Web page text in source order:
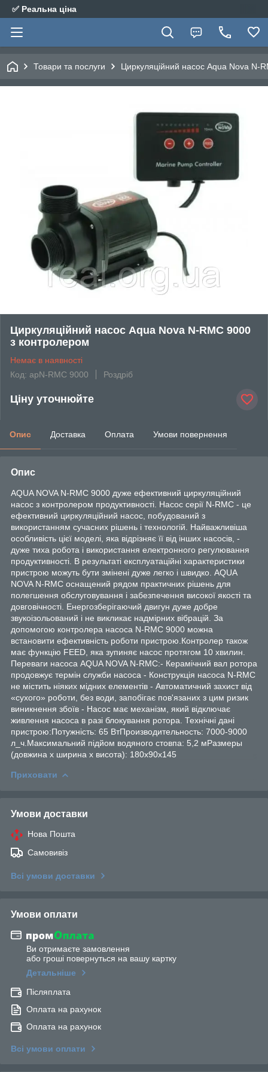
✅ Реальна ціна
Товари та послуги Циркуляційний насос Aqua Nova N-
Циркуляційний насос Aqua Nova N-RMC 9000
з контролером
Немає в наявності
Код: apN-RMC 9000
Роздріб
Ціну уточнюйте
Опис Доставка Оплата Умови повернення
Опис
AQUA NOVA N-RMC 9000 дуже ефективний циркуляційний
насос з контролером продуктивності. Насос серії N-RMC - це
ефективний циркуляційний насос, побудований з
використанням сучасних рішень і технологій. Найважливіша
особливість цієї моделі, яка відрізняє її від інших насосів, -
дуже тиха робота і використання електронного регулювання
продуктивності. В результаті експлуатаційні характеристики
пристрою можуть бути змінені дуже легко і швидко. AQUA
NOVA N-RMC оснащений рядом практичних рішень для
полегшення обслуговування і забезпечення високої якості та
довговічності. Енергозберігаючий двигун дуже добре
звукоізольований і не викликає надмірних вібрацій. За
допомогою контролера насоса N-RMC 9000 можна
встановити ефективність роботи пристрою.Контролер також
має функцію FEED, яка зупиняє насос протягом 10 хвилин.
Переваги насоса AQUA NOVA N-RMC:- Керамічний вал ротора
продовжує термін служби насоса - Конструкція насоса N-RMC
не містить ніяких мідних елементів - Автоматичний захист від
«сухого» роботи, без води, запобігає пов'язаних з цим ризик
виникнення збоїв - Насос має механізм, який відключає
живлення насоса в разі блокування ротора. Технічні дані
пристрою:Потужність: 65 ВтПроизводительность: 7000-9000
л_ч.Максимальний підйом водяного стовпа: 5,2 мРазмеры
(довжина х ширина х висота): 180x90x145
Приховати
Умови доставки
Нова Пошта
Самовивіз
Всі умови доставки
Умови оплати
Ви отримаєте замовлення
або гроші повернуться на вашу картку
Детальніше
Післяплата
Оплата на рахунок
Оплата на рахунок
Всі умови оплати